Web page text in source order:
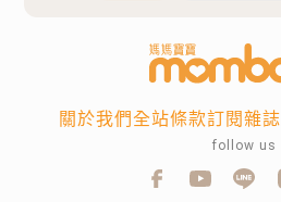
關於我們全站條款訂閱雜誌
follow us